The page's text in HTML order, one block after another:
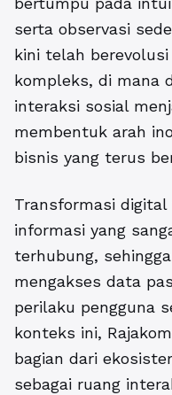
serta observasi
kini telah
kompleks, di mana
interaksi sosial
membentuk arah
bisnis yang terus
Transformasi
informasi yang
terhubung,
mengakses data
perilaku pengguna
konteks ini,
bagian dari
sebagai ruang